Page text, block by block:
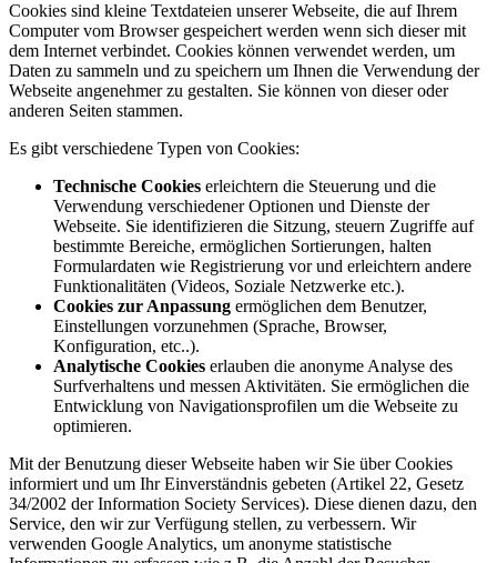
Cookies sind kleine Textdateien unserer Webseite, die auf Ihrem
Computer vom Browser gespeichert werden wenn sich dieser mit
dem Internet verbindet. Cookies können verwendet werden, um
Daten zu sammeln und zu speichern um Ihnen die Verwendung der
Webseite angenehmer zu gestalten. Sie können von dieser oder
anderen Seiten stammen.
Es gibt verschiedene Typen von Cookies:
Technische Cookies erleichtern die Steuerung und die
Verwendung verschiedener Optionen und Dienste der
Webseite. Sie identifizieren die Sitzung, steuern Zugriffe auf
bestimmte Bereiche, ermöglichen Sortierungen, halten
Formulardaten wie Registrierung vor und erleichtern andere
Funktionalitäten (Videos, Soziale Netzwerke etc.).
Cookies zur Anpassung ermöglichen dem Benutzer,
Einstellungen vorzunehmen (Sprache, Browser,
Konfiguration, etc..).
Analytische Cookies erlauben die anonyme Analyse des
Surfverhaltens und messen Aktivitäten. Sie ermöglichen die
Entwicklung von Navigationsprofilen um die Webseite zu
optimieren.
Mit der Benutzung dieser Webseite haben wir Sie über Cookies
informiert und um Ihr Einverständnis gebeten (Artikel 22, Gesetz
34/2002 der Information Society Services). Diese dienen dazu, den
Service, den wir zur Verfügung stellen, zu verbessern. Wir
verwenden Google Analytics, um anonyme statistische